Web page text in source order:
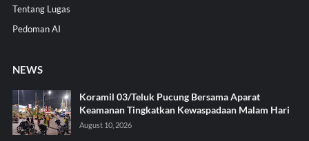
Tentang Lugas
Pedoman AI
NEWS
Koramil 03/Teluk Pucung Bersama Aparat
Keamanan Tingkatkan Kewaspadaan Malam Hari
August 10, 2026